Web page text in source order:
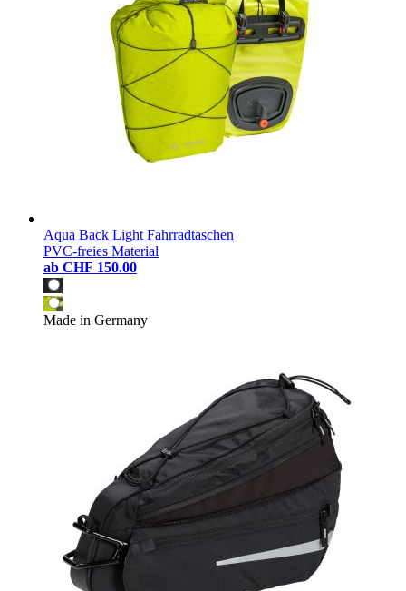
Aqua Back Light Fahrradtaschen
PVC-freies Material
ab CHF 150.00
Made in Germany